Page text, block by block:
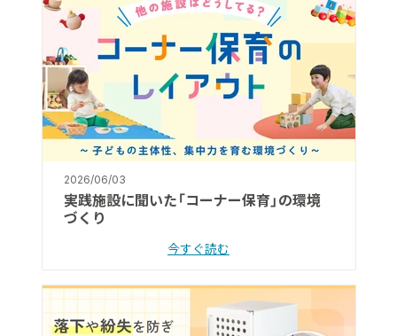
2026/06/03
実践施設に聞いた「コーナー保育」の環境
づくり
今すぐ読む